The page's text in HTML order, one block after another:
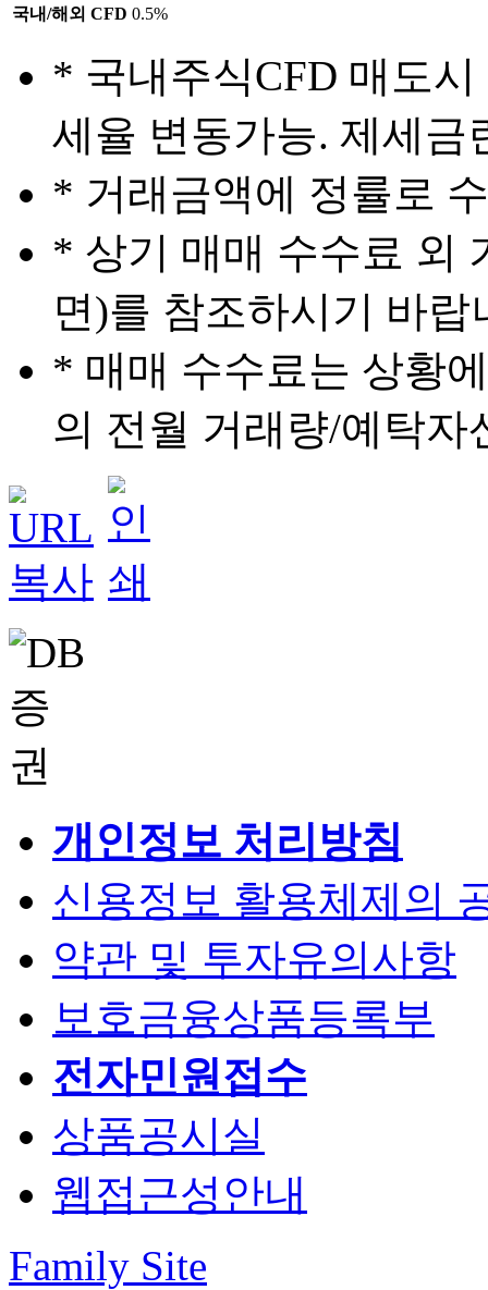
국내/해외 CFD 0.5%
* 국내주식CFD 매도
세율 변동가능. 제세금
* 거래금액에 정률로
* 상기 매매 수수료 외
면)를 참조하시기 바랍
* 매매 수수료는 상황
의 전월 거래량/예탁자
개인정보 처리방침
신용정보 활용체제의
약관 및 투자유의사항
보호금융상품등록부
전자민원접수
상품공시실
웹접근성안내
Family Site